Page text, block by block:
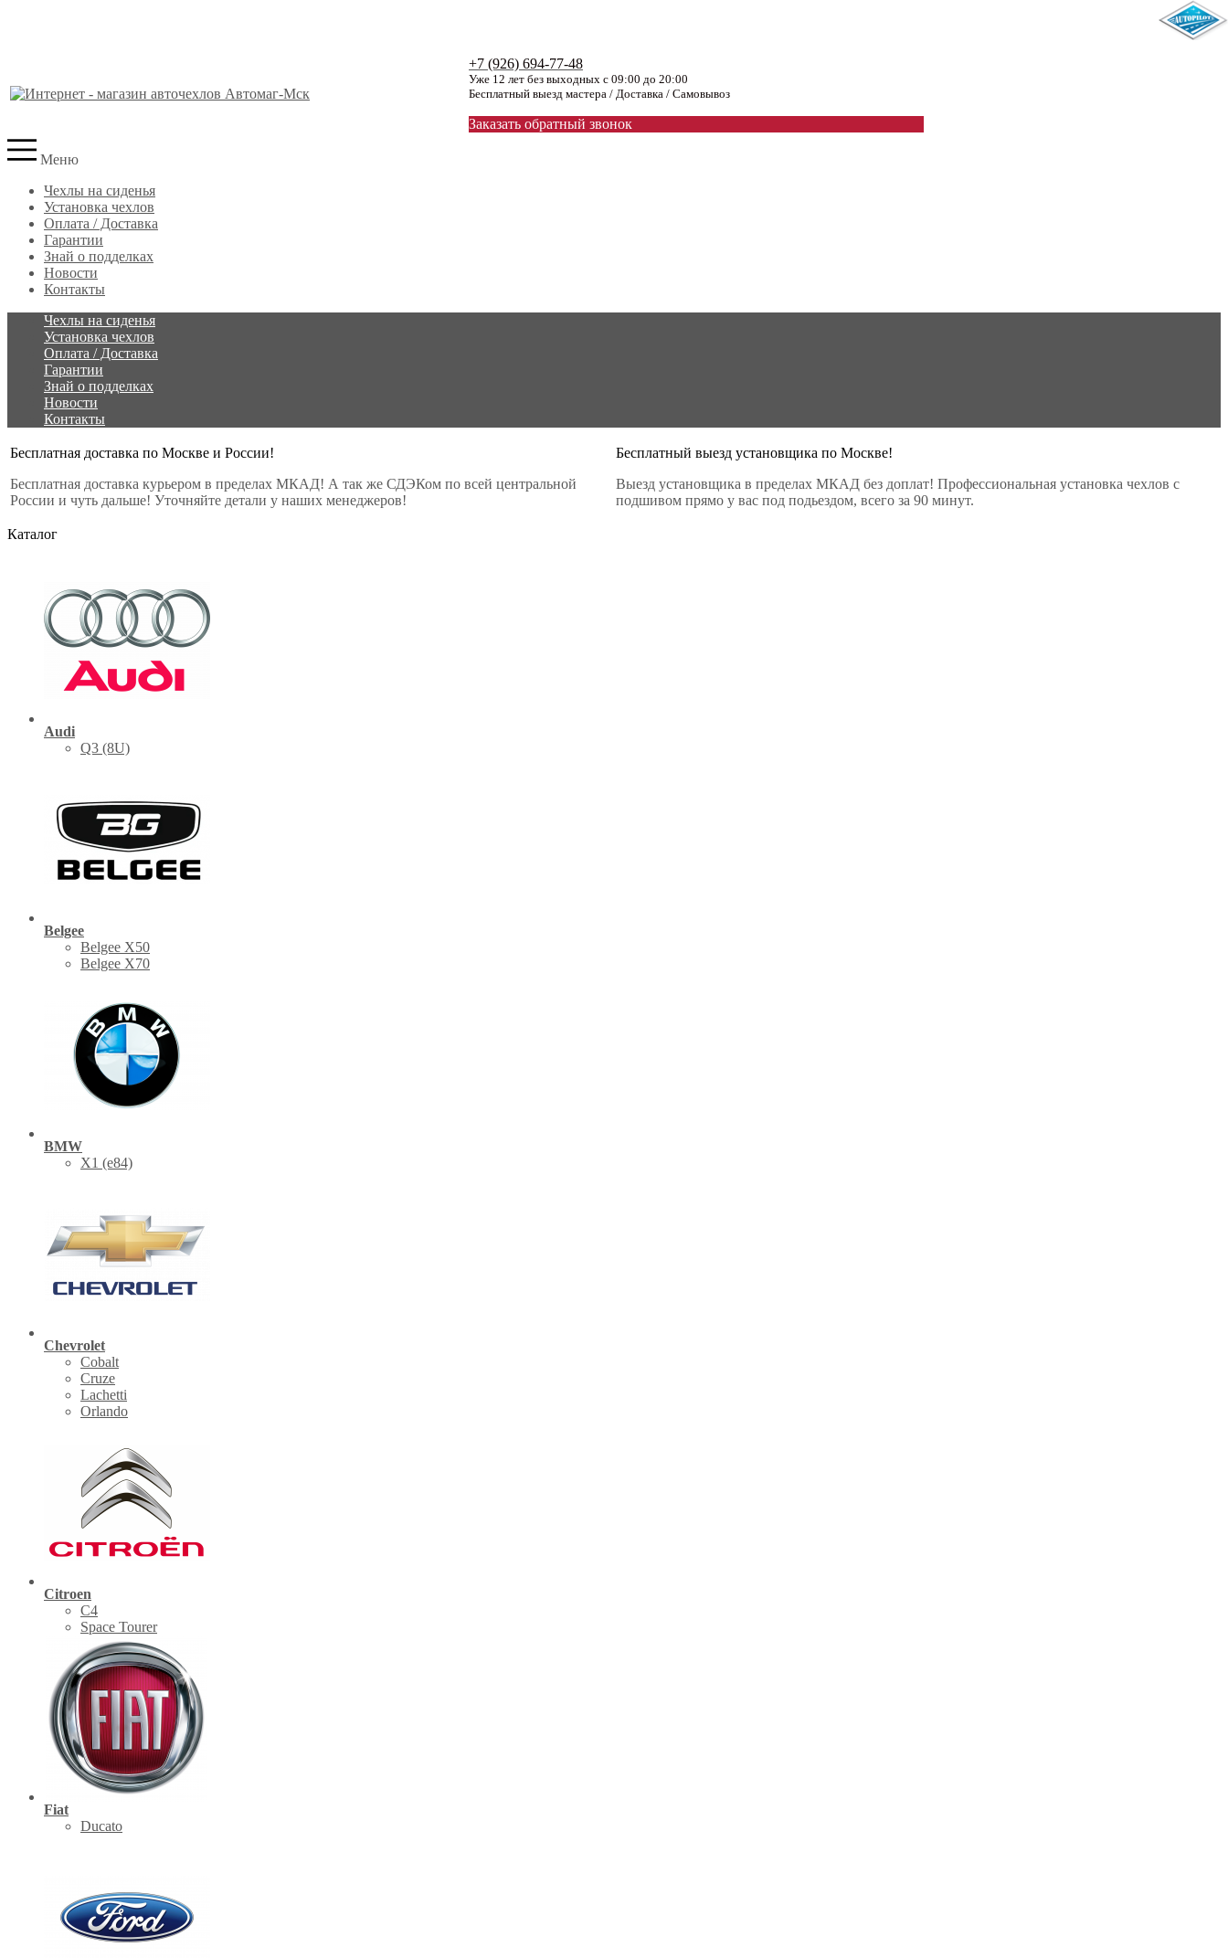
+7 (926) 694-77-48
Уже 12 лет без выходных с 09:00 до 20:00
Бесплатный выезд мастера / Доставка / Самовывоз
Заказать обратный звонок
Меню
Чехлы на сиденья
Установка чехлов
Оплата / Доставка
Гарантии
Знай о подделках
Новости
Контакты
Чехлы на сиденья
Установка чехлов
Оплата / Доставка
Гарантии
Знай о подделках
Новости
Контакты
Бесплатная доставка по Москве и России!
Бесплатная доставка курьером в пределах МКАД! А так же СДЭКом по всей центральной
России и чуть дальше! Уточняйте детали у наших менеджеров!
Бесплатный выезд установщика по Москве!
Выезд установщика в пределах МКАД без доплат! Профессиональная установка чехлов с
подшивом прямо у вас под подьездом, всего за 90 минут.
Каталог
Audi
Q3 (8U)
Belgee
Belgee X50
Belgee X70
BMW
X1 (е84)
Chevrolet
Cobalt
Cruze
Lachetti
Orlando
Citroen
C4
Space Tourer
Fiat
Ducato